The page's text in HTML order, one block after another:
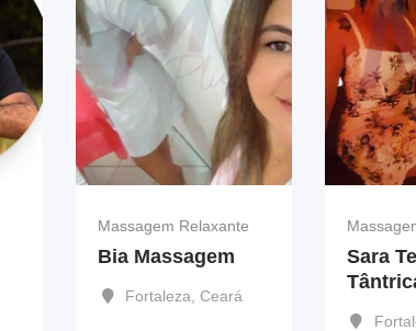
Massagem Relaxante
Bia Massagem
Fortaleza Ceará
Sara